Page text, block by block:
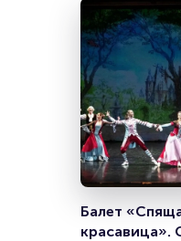
Балет
красавица».